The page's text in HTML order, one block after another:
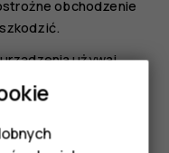
obchodzenie
używaj
szmatki.
uniemożliwić